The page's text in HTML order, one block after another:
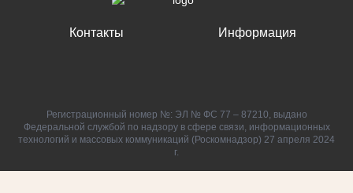
Контакты Информация
Регистрационный номер №: ЭЛ № ФС 77 – 87210, выдано
Федеральной службой по надзору в сфере связи, информационных
технологий и массовых коммуникаций (Роскомнадзор) 27 апреля 2024
г.